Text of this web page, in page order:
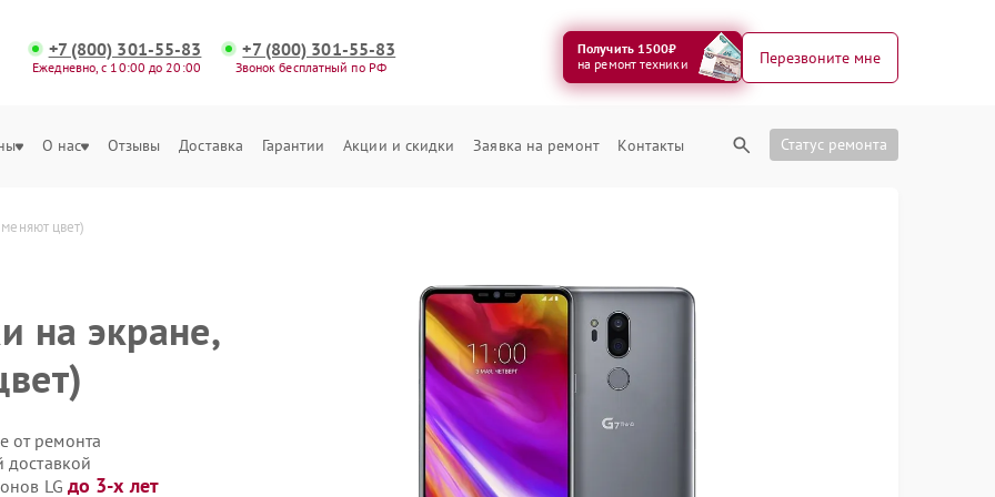
+7 (800) 301-55-83
Ежедневно, с 10:00 до 20:00
+7 (800) 301-55-83
Звонок бесплатный по РФ
Получить 1500₽
на ремонт техники
Перезвоните мне
О нас Отзывы Доставка Гарантии Акции и скидки Заявка на ремонт Контакты Статус ремонта
цвет)
на экране,
от ремонта
доставкой
LG до 3-х лет